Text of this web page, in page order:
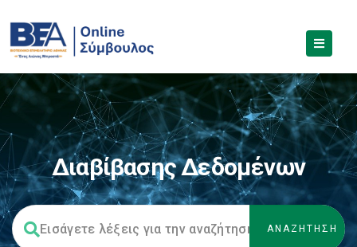
Διαβίβασης Δεδομένων